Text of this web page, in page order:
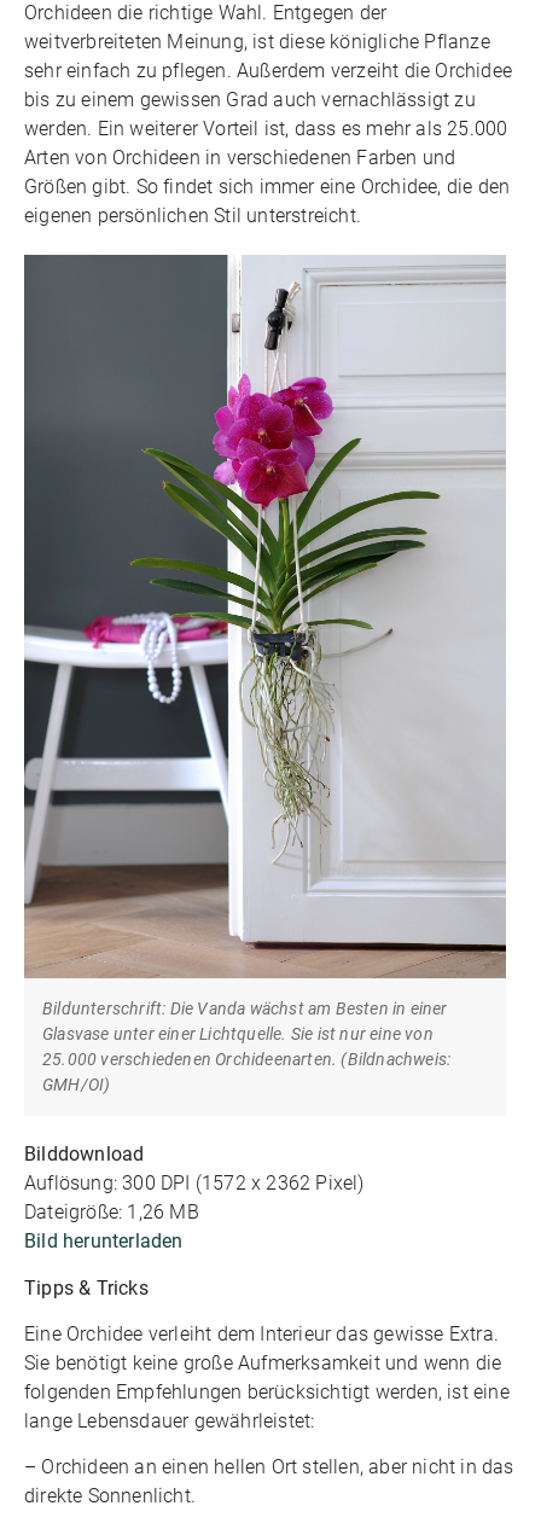
Orchideen die richtige Wahl. Entgegen der
weitverbreiteten Meinung, ist diese königliche Pflanze
sehr einfach zu pflegen. Außerdem verzeiht die Orchidee
bis zu einem gewissen Grad auch vernachlässigt zu
werden. Ein weiterer Vorteil ist, dass es mehr als 25.000
Arten von Orchideen in verschiedenen Farben und
Größen gibt. So findet sich immer eine Orchidee, die den
eigenen persönlichen Stil unterstreicht.
Bildunterschrift: Die Vanda wächst am Besten in einer
Glasvase unter einer Lichtquelle. Sie ist nur eine von
25.000 verschiedenen Orchideenarten. (Bildnachweis:
GMH/OI)
Bilddownload
Auflösung: 300 DPI (1572 x 2362 Pixel)
Dateigröße: 1,26 MB
Bild herunterladen
Tipps & Tricks
Eine Orchidee verleiht dem Interieur das gewisse Extra.
Sie benötigt keine große Aufmerksamkeit und wenn die
folgenden Empfehlungen berücksichtigt werden, ist eine
lange Lebensdauer gewährleistet:
– Orchideen an einen hellen Ort stellen, aber nicht in das
direkte Sonnenlicht.